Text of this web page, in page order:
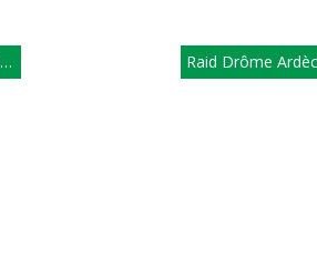
Raid Drôme